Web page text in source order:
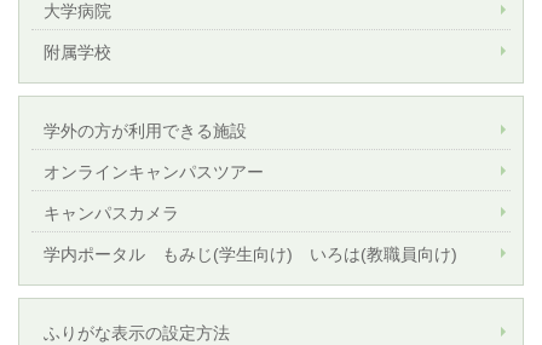
大学病院
附属学校
学外の方が利用できる施設
オンラインキャンパスツアー
キャンパスカメラ
学内ポータル もみじ(学生向け) いろは(教職員向け)
ふりがな表示の設定方法